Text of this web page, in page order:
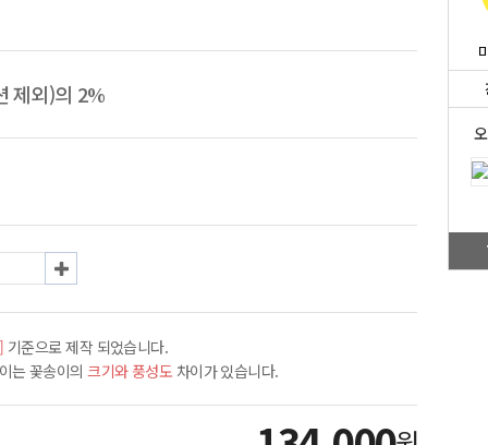
제외)의 2%
기준으로 제작 되었습니다.
는 꽃송이의크기와 풍성도 차이가 있습니다.